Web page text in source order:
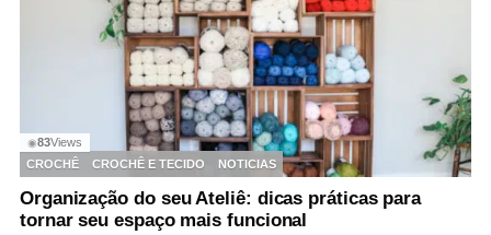
◉83Views
CROCHÊ
CROCHÊ E TECIDO NOTICIAS
Organização do seu Ateliê: dicas práticas para
tornar seu espaço mais funcional